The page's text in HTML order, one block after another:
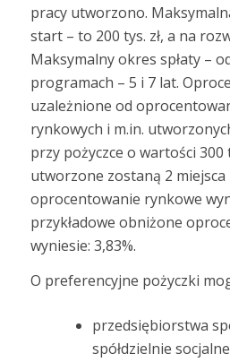
pracy utworzono.
start – to 200 tys. zł, a na
Maksymalny okres spłaty –
programach – 5 i 7 lat.
uzależnione od
rynkowych i m.in.
przy pożyczce o wartości 300
utworzone zostaną 2 miejsca
oprocentowanie rynkowe
przykładowe obniżone
wyniesie: 3,83%.
O preferencyjne pożyczki
przedsiębiorstwa
spółdzielnie